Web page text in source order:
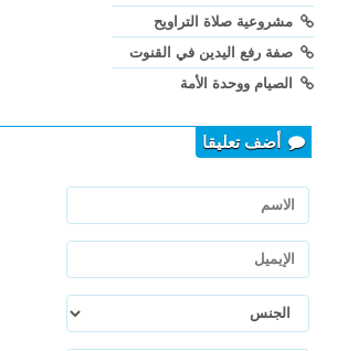
مشروعية صلاة التراويح
صفة رفع اليدين في القنوت
الصيام ووحدة الأمة
أضف تعليقا